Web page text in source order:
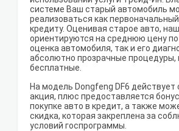
системе Ваш старый автомобиль
реализоваться как
кредиту. Оценивая старое авто,
ориентируются на среднюю цену по
оценка автомобиля, так и его
абсолютно прозрачные процедуры,
бесплатные.
На модель Dongfeng DF6 действует
акция, плюс предоставляется
покупке авто в кредит, а также
скидка, которая закреплена за
условий госпрограммы.